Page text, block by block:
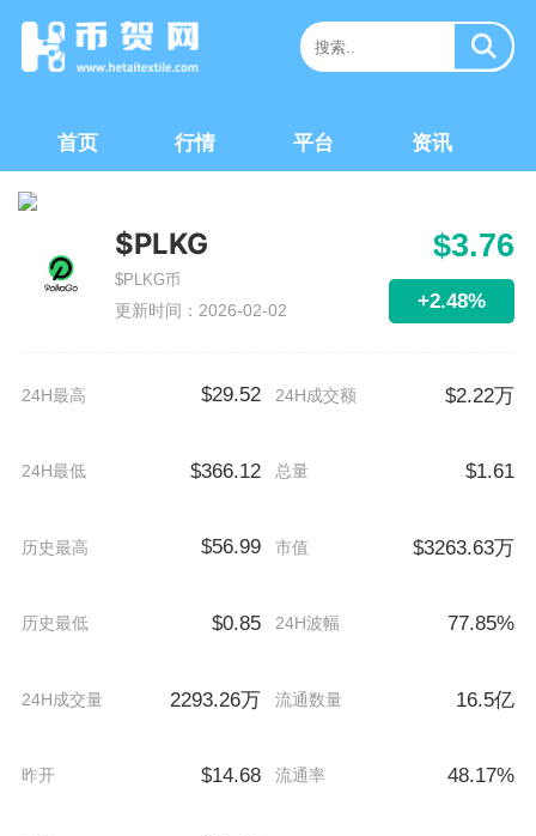
首页 行情 平台 资讯
$PLKG
$PLKG币
更新时间：2026-02-02
$3.76
+2.48%
24H最高 $29.52 24H成交额 $2.22万
24H最低 $366.12 总量 $1.61
历史最高 $56.99 市值 $3263.63万
历史最低 $0.85 24H波幅 77.85%
24H成交量 2293.26万 流通数量 16.5亿
昨开 $14.68 流通率 48.17%